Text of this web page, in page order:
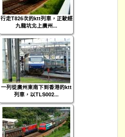
行走T826次的ktt列車，正駛經
九龍坑北上廣州...
一列從廣州東南下到香港的ktt
列車，以TLS002...